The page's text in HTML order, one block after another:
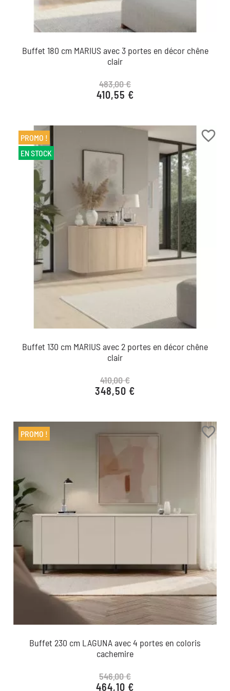
Buffet 180 cm MARIUS avec 3 portes en décor chêne
clair
Prix de base
483,00 €
Prix
410,55 €
favorite_border
Buffet 130 cm MARIUS avec 2 portes en décor chêne
clair
Prix de base
410,00 €
Prix
348,50 €
PROMO !
EN STOCK
favorite_border
Buffet 230 cm LAGUNA avec 4 portes en coloris
cachemire
Prix de base
546,00 €
Prix
464,10 €
PROMO !